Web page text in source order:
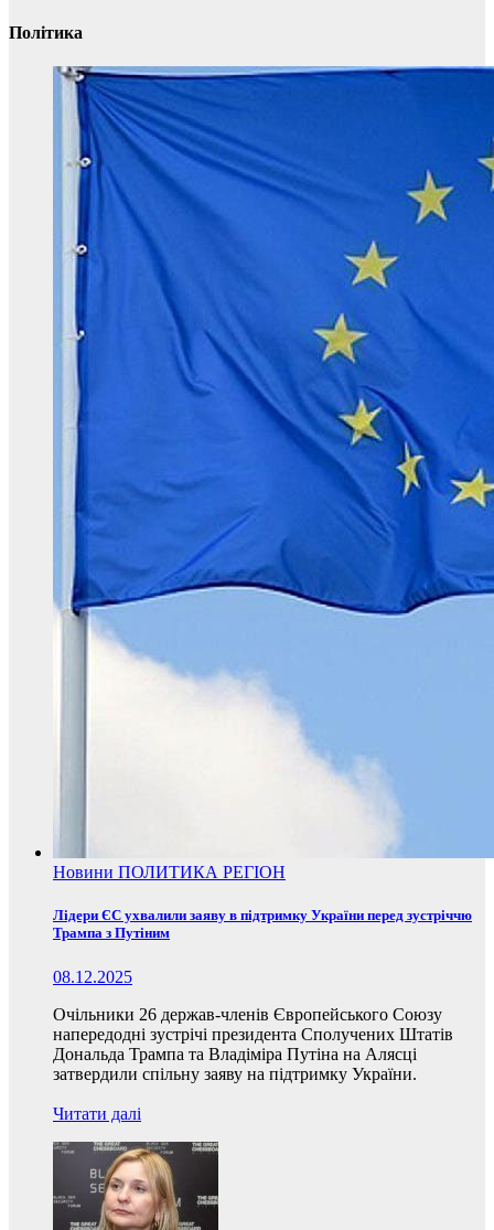
Політика
Новини ПОЛИТИКА РЕГІОН
Лідери ЄС ухвалили заяву в підтримку України перед зустріччю
Трампа з Путіним
08.12.2025
Очільники 26 держав-членів Європейського Союзу
напередодні зустрічі президента Сполучених Штатів
Дональда Трампа та Владіміра Путіна на Алясці
затвердили спільну заяву на підтримку України.
Читати далі